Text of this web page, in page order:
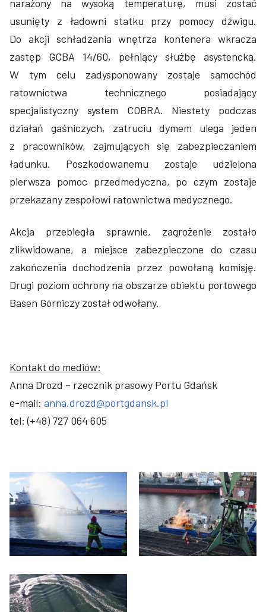
narażony na wysoką temperaturę, musi zostać
usunięty z ładowni statku przy pomocy dźwigu.
Do akcji schładzania wnętrza kontenera wkracza
zastęp GCBA 14/60, pełniący służbę asystencką.
W tym celu zadysponowany zostaje samochód
ratownictwa technicznego posiadający
specjalistyczny system COBRA. Niestety podczas
działań gaśniczych, zatruciu dymem ulega jeden
z pracowników, zajmujących się zabezpieczaniem
ładunku. Poszkodowanemu zostaje udzielona
pierwsza pomoc przedmedyczna, po czym zostaje
przekazany zespołowi ratownictwa medycznego.
Akcja przebiegła sprawnie, zagrożenie zostało
zlikwidowane, a miejsce zabezpieczone do czasu
zakończenia dochodzenia przez powołaną komisję.
Drugi poziom ochrony na obszarze obiektu portowego
Basen Górniczy został odwołany.
Kontakt do mediów:
Anna Drozd – rzecznik prasowy Portu Gdańsk
e-mail: anna.drozd@portgdansk.pl
tel: (+48) 727 064 605